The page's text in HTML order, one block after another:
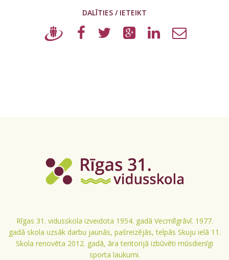
DALĪTIES / IETEIKT
Rīgas 31. vidusskola izveidota 1954. gadā Vecmīlgrāvī. 1977.
gadā skola uzsāk darbu jaunās, pašreizējās, telpās Skuju ielā 11.
Skola renovēta 2012. gadā, āra teritorijā izbūvēti mūsdienīgi
sporta laukumi.